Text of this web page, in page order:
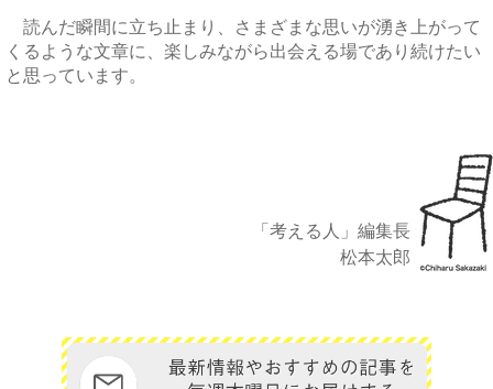
読んだ瞬間に立ち止まり、さまざまな思いが湧き上がって
くるような文章に、楽しみながら出会える場であり続けたい
と思っています。
「考える人」編集長
松本太郎